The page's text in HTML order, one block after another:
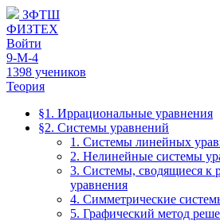
ЗФТШ
ФИЗТЕХ
Войти
9-М-4
1398 учеников
Теория
§1. Иррациональные уравнения
§2. Системы уравнений
1. Системы линейных
2. Нелинейные системы
3. Системы, сводящиеся к
уравнения
4. Симметрические
5. Графический метод